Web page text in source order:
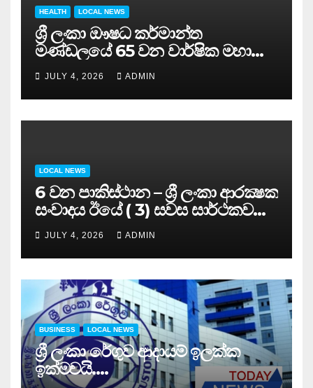
HEALTH LOCAL NEWS
ශ්‍රී ලංකා ඖෂධ කර්මාන්ත
මණ්ඩලයේ 65 වන වාර්ෂික මහා
සමුළුව සෞඛ්‍ය නියෝජ්‍ය
අමාත්‍යවරයාගේ ප්‍රධානත්වයෙන්……
JULY 4, 2026 ADMIN
LOCAL NEWS
6 වන පාකිස්ථාන – ශ්‍රී ලංකා ආරක්‍ෂක
සංවාදය ඊයේ ( 3) සවස සාර්ථකව
අවසන් කරයි..
JULY 4, 2026 ADMIN
BUSINESS LOCAL NEWS
ශ්‍රී ලංකා රේගුව ආදායම් ඉලක්ක
ඉක්මවයි….